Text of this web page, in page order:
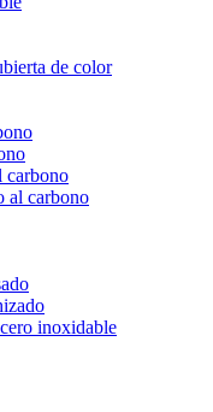
de color
carbono
al carbono
inoxidable